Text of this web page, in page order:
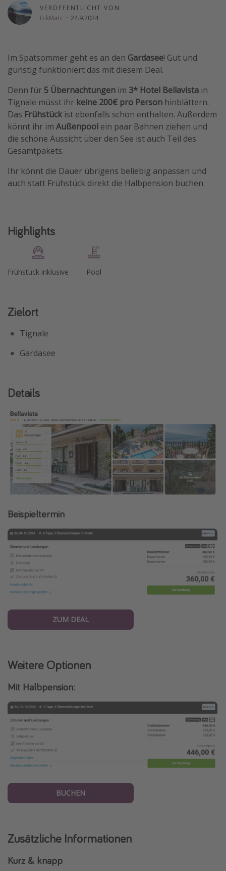
Strandurlaub
Gruppenreisen
Hotels in Amsterdam
Hotels am Achensee
Weitere Themen
Reise Journal
Familienurlaub in der Türkei
Rundreisen in Thailand
Bahnreisen in der Schweiz
Reisepassfreie Reiseziele
Last Minute Urlaub Mallorca
Last Minute Urlaub Deutschland
VERÖFFENTLICHT VON
EckMarc · 24.9.2024
Im Spätsommer geht es an den Gardasee! Gut und
günstig funktioniert das mit diesem Deal.
Denn für 5 Übernachtungen im 3* Hotel Bellavista in
Tignale müsst ihr keine 200€ pro Person hinblättern.
Das Frühstück ist ebenfalls schon enthalten. Außerdem
könnt ihr im Außenpool ein paar Bahnen ziehen und
die schöne Aussicht über den See ist auch Teil des
Gesamtpakets.
Ihr könnt die Dauer übrigens beliebig anpassen und
auch statt Frühstück direkt die Halbpension buchen.
Highlights
Frühstück inklusive Pool
Zielort
Tignale
Gardasee
Details
Beispieltermin
ZUM DEAL
Weitere Optionen
Mit Halbpension:
BUCHEN
Zusätzliche Informationen
Kurz & knapp